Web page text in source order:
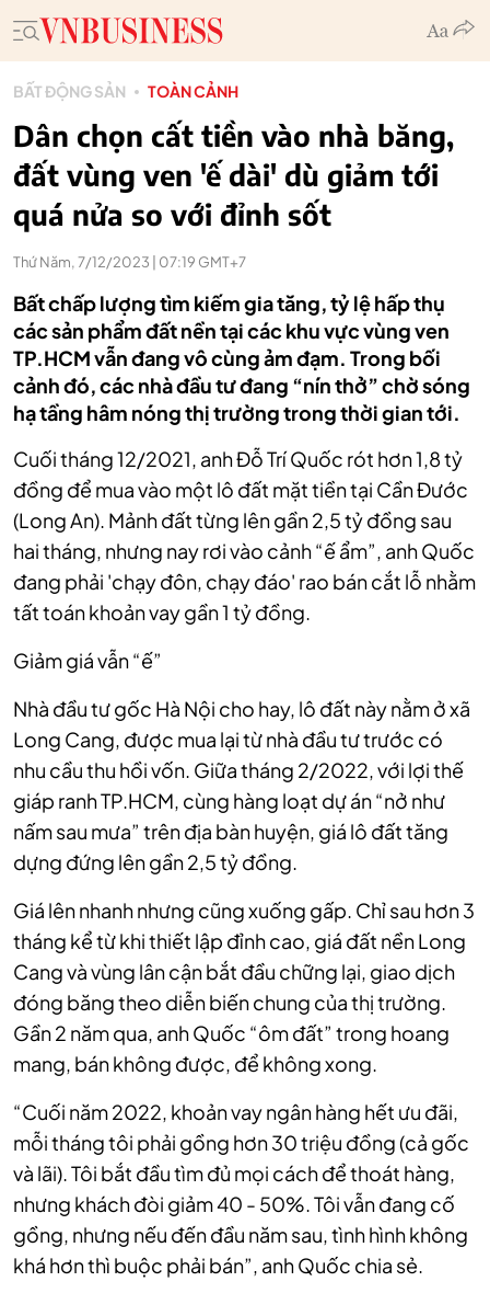
BẤT ĐỘNG SẢN TOÀN CẢNH
Dân chọn cất tiền vào nhà băng,
đất vùng ven 'ế dài' dù giảm tới
quá nửa so với đỉnh sốt
Thứ Năm, 7/12/2023 | 07:19 GMT+7
Bất chấp lượng tìm kiếm gia tăng, tỷ lệ hấp thụ
các sản phẩm đất nền tại các khu vực vùng ven
TP.HCM vẫn đang vô cùng ảm đạm. Trong bối
cảnh đó, các nhà đầu tư đang “nín thở” chờ sóng
hạ tầng hâm nóng thị trường trong thời gian tới.
Cuối tháng 12/2021, anh Đỗ Trí Quốc rót hơn 1,8 tỷ
đồng để mua vào một lô đất mặt tiền tại Cần Đước
(Long An). Mảnh đất từng lên gần 2,5 tỷ đồng sau
hai tháng, nhưng nay rơi vào cảnh “ế ẩm”, anh Quốc
đang phải 'chạy đôn, chạy đáo' rao bán cắt lỗ nhằm
tất toán khoản vay gần 1 tỷ đồng.
Giảm giá vẫn “ế”
Nhà đầu tư gốc Hà Nội cho hay, lô đất này nằm ở xã
Long Cang, được mua lại từ nhà đầu tư trước có
nhu cầu thu hồi vốn. Giữa tháng 2/2022, với lợi thế
giáp ranh TP.HCM, cùng hàng loạt dự án “nở như
nấm sau mưa” trên địa bàn huyện, giá lô đất tăng
dựng đứng lên gần 2,5 tỷ đồng.
Giá lên nhanh nhưng cũng xuống gấp. Chỉ sau hơn 3
tháng kể từ khi thiết lập đỉnh cao, giá đất nền Long
Cang và vùng lân cận bắt đầu chững lại, giao dịch
đóng băng theo diễn biến chung của thị trường.
Gần 2 năm qua, anh Quốc “ôm đất” trong hoang
mang, bán không được, để không xong.
“Cuối năm 2022, khoản vay ngân hàng hết ưu đãi,
mỗi tháng tôi phải gồng hơn 30 triệu đồng (cả gốc
và lãi). Tôi bắt đầu tìm đủ mọi cách để thoát hàng,
nhưng khách đòi giảm 40 - 50%. Tôi vẫn đang cố
gồng, nhưng nếu đến đầu năm sau, tình hình không
khá hơn thì buộc phải bán”, anh Quốc chia sẻ.